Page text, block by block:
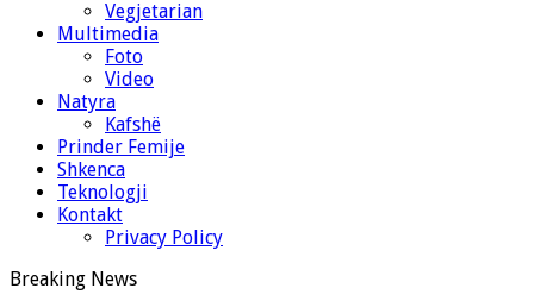
Vegjetarian
Multimedia
Foto
Video
Natyra
Kafshë
Prinder Femije
Shkenca
Teknologji
Kontakt
Privacy Policy
Breaking News